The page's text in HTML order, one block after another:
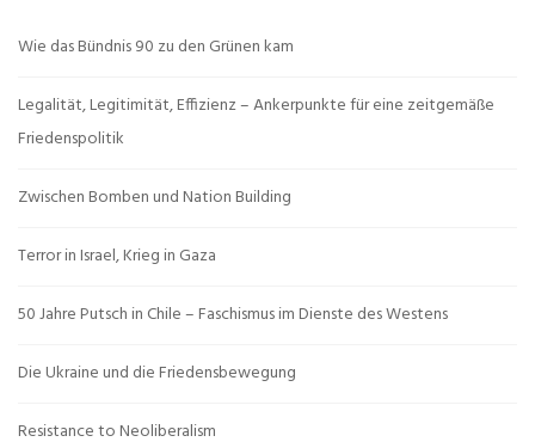
Wie das Bündnis 90 zu den Grünen kam
Legalität, Legitimität, Effizienz – Ankerpunkte für eine zeitgemäße
Friedenspolitik
Zwischen Bomben und Nation Building
Terror in Israel, Krieg in Gaza
50 Jahre Putsch in Chile – Faschismus im Dienste des Westens
Die Ukraine und die Friedensbewegung
Resistance to Neoliberalism